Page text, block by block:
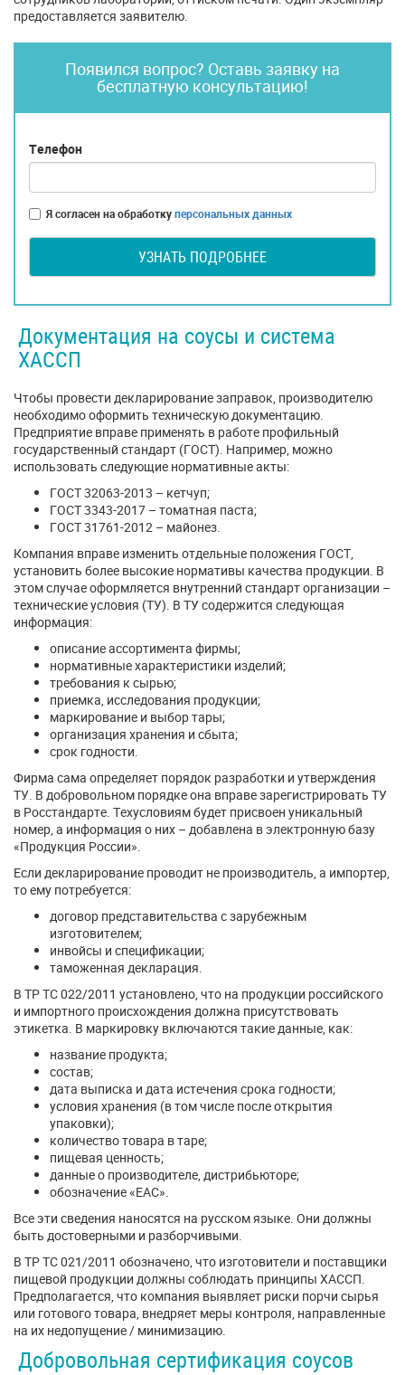
предоставляется заявителю.
Появился вопрос? Оставь заявку на
бесплатную консультацию!
Телефон
Я согласен на обработкуперсональных данных
УЗНАТЬ ПОДРОБНЕЕ
Документация на соусы и система
ХАССП
Чтобы провести декларирование заправок, производителю
необходимо оформить техническую документацию.
Предприятие вправе применять в работе профильный
государственный стандарт (ГОСТ). Например, можно
использовать следующие нормативные акты:
ГОСТ 32063-2013 – кетчуп;
ГОСТ 3343-2017 – томатная паста;
ГОСТ 31761-2012 – майонез.
Компания вправе изменить отдельные положения ГОСТ,
установить более высокие нормативы качества продукции. В
этом случае оформляется внутренний стандарт организации –
технические условия (ТУ). В ТУ содержится следующая
информация:
описание ассортимента фирмы;
нормативные характеристики изделий;
требования к сырью;
приемка, исследования продукции;
маркирование и выбор тары;
организация хранения и сбыта;
срок годности.
Фирма сама определяет порядок разработки и утверждения
ТУ. В добровольном порядке она вправе зарегистрировать ТУ
в Росстандарте. Техусловиям будет присвоен уникальный
номер, а информация о них – добавлена в электронную базу
«Продукция России».
Если декларирование проводит не производитель, а импортер,
то ему потребуется:
договор представительства с зарубежным
изготовителем;
инвойсы и спецификации;
таможенная декларация.
В ТР ТС 022/2011 установлено, что на продукции российского
и импортного происхождения должна присутствовать
этикетка. В маркировку включаются такие данные, как:
название продукта;
состав;
дата выписка и дата истечения срока годности;
условия хранения (в том числе после открытия
упаковки);
количество товара в таре;
пищевая ценность;
данные о производителе, дистрибьюторе;
обозначение «ЕАС».
Все эти сведения наносятся на русском языке. Они должны
быть достоверными и разборчивыми.
В ТР ТС 021/2011 обозначено, что изготовители и поставщики
пищевой продукции должны соблюдать принципы ХАССП.
Предполагается, что компания выявляет риски порчи сырья
или готового товара, внедряет меры контроля, направленные
на их недопущение / минимизацию.
Добровольная сертификация соусов